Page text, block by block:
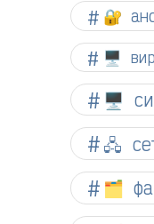
🔐
🖥️
🖥️
🖧
🗂️